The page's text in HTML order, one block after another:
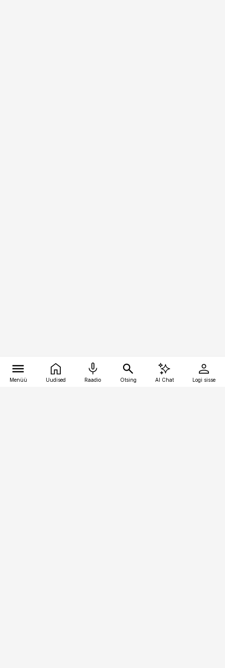
Menüü Uudised Raadio Otsing AI Chat Logi sisse